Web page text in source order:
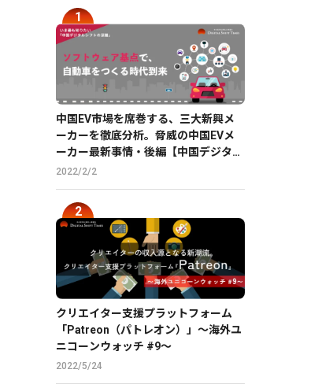
中国EV市場を席巻する、三大新興メ
ーカーを徹底分析。脅威の中国EVメ
ーカー最新事情・後編【中国デジタル
企業最前線】
2022/2/2
クリエイター支援プラットフォーム
「Patreon（パトレオン）」〜海外ユ
ニコーンウォッチ #9〜
2022/5/24